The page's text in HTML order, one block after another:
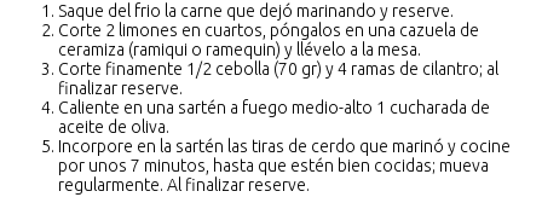
Saque del frio la carne que dejó marinando y reserve.
Corte 2 limones en cuartos, póngalos en una cazuela de
ceramiza (ramiqui o ramequin) y llévelo a la mesa.
Corte finamente 1/2 cebolla (70 gr) y 4 ramas de cilantro; al
finalizar reserve.
Caliente en una sartén a fuego medio-alto 1 cucharada de
aceite de oliva.
Incorpore en la sartén las tiras de cerdo que marinó y cocine
por unos 7 minutos, hasta que estén bien cocidas; mueva
regularmente. Al finalizar reserve.